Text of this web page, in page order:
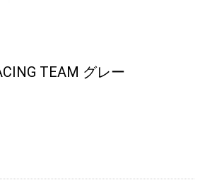
TEAM グレー